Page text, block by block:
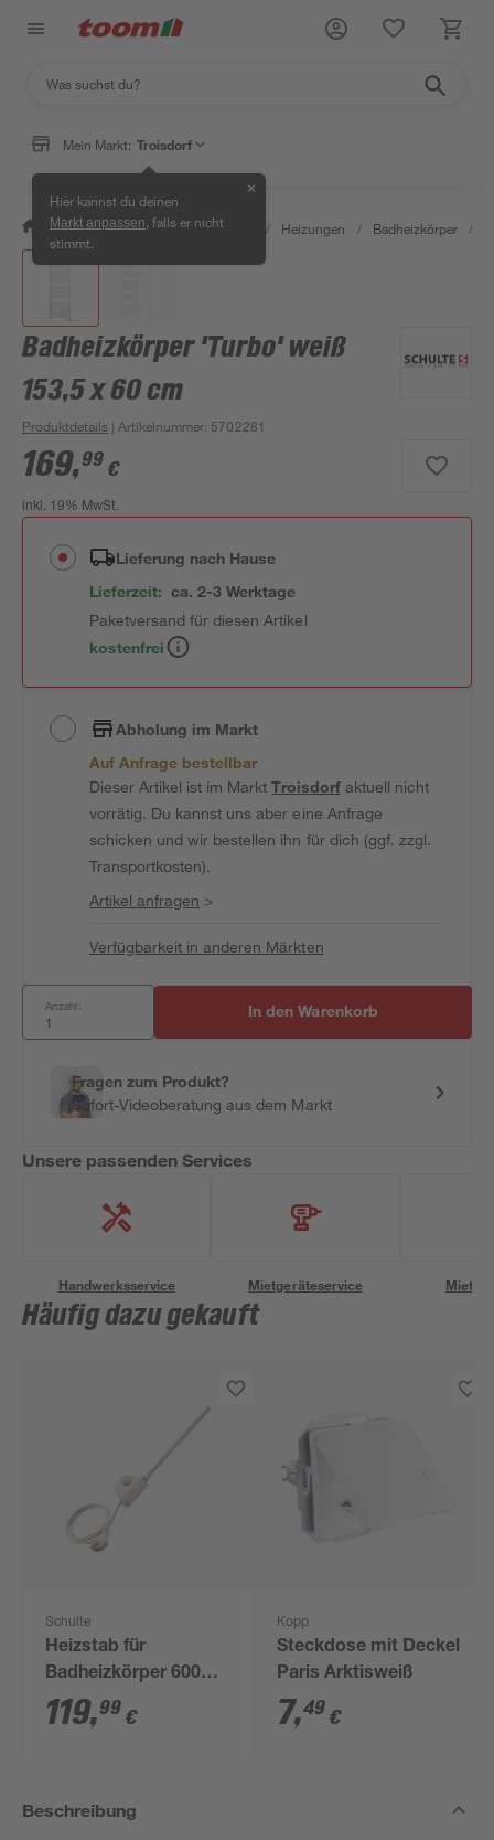
Mein Markt: Troisdorf
Hier kannst du deinen
Markt anpassen , falls er nicht
stimmt.
✕
/ Bauen & Renovieren / Heizen / Heizungen / Badheizkörper /
Badheizkörper 'Turbo' weiß
153,5 x 60 cm
Produktdetails | Artikelnummer: 5702281
169,99 €
inkl. 19% MwSt.
Lieferung nach Hause
Lieferzeit: ca. 2-3 Werktage
Paketversand für diesen Artikel
kostenfrei
Abholung im Markt
Auf Anfrage bestellbar
Dieser Artikel ist im MarktTroisdorfaktuell nicht
vorrätig. Du kannst uns aber eine Anfrage
schicken und wir bestellen ihn für dich (ggf. zzgl.
Transportkosten).
Artikel anfragen >
Verfügbarkeit in anderen Märkten
Anzahl: In den Warenkorb
Fragen zum Produkt?
Sofort-Videoberatung aus dem Markt
Unsere passenden Services
Handwerksservice Mietgeräteservice
Häufig dazu gekauft
Schulte
Heizstab für
Badheizkörper 600
Watt 78 cm
119,99 €
Kopp
Steckdose mit Deckel
Paris Arktisweiß
7,49 €
Beschreibung